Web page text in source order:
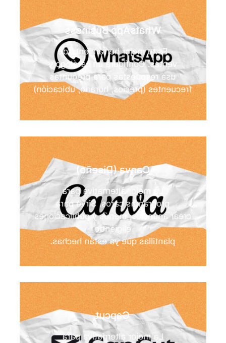
WhatsApp Business
Es tu mejor herramienta de
ventas. Configura un catálogo y
usa respuestas para preguntas
frecuentes (precios, horario, ubicación)
Canva (Diseño)
La mejor alternativa para
programas caros. Sirve para
crear anuncios, menús y publicaciones
eligiendo
plantillas que ya están hechas.
Capcut
La mejor alternativa para